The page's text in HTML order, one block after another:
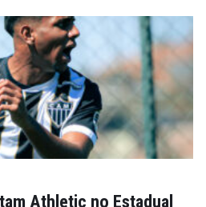
Athletic no Estadual